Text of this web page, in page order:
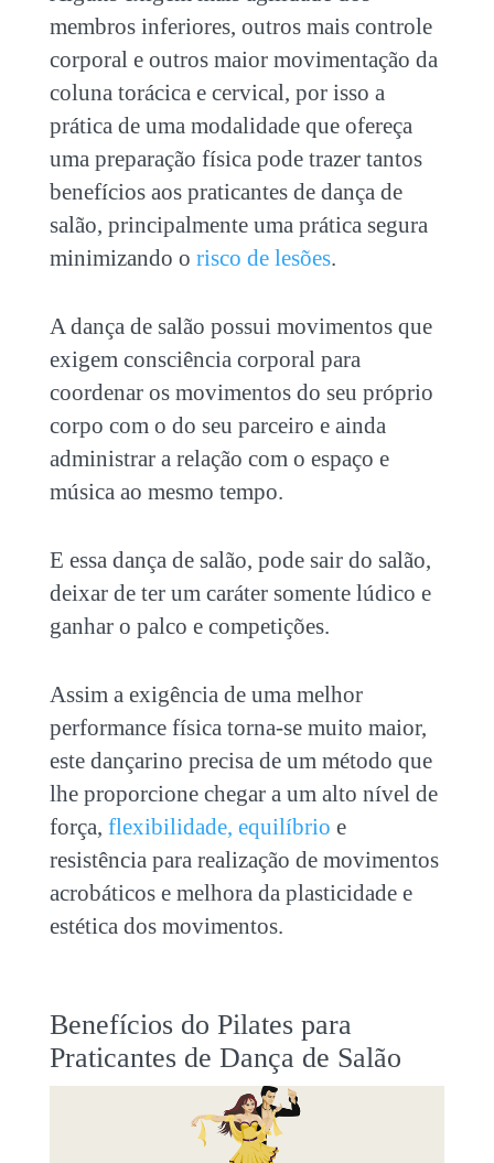
membros inferiores, outros mais controle
corporal e outros maior movimentação da
coluna torácica e cervical, por isso a
prática de uma modalidade que ofereça
uma preparação física pode trazer tantos
benefícios aos praticantes de dança de
salão, principalmente uma prática segura
minimizando o risco de lesões.
A dança de salão possui movimentos que
exigem consciência corporal para
coordenar os movimentos do seu próprio
corpo com o do seu parceiro e ainda
administrar a relação com o espaço e
música ao mesmo tempo.
E essa dança de salão, pode sair do salão,
deixar de ter um caráter somente lúdico e
ganhar o palco e competições.
Assim a exigência de uma melhor
performance física torna-se muito maior,
este dançarino precisa de um método que
lhe proporcione chegar a um alto nível de
força, flexibilidade, equilíbrio e
resistência para realização de movimentos
acrobáticos e melhora da plasticidade e
estética dos movimentos.
Benefícios do Pilates para
Praticantes de Dança de Salão